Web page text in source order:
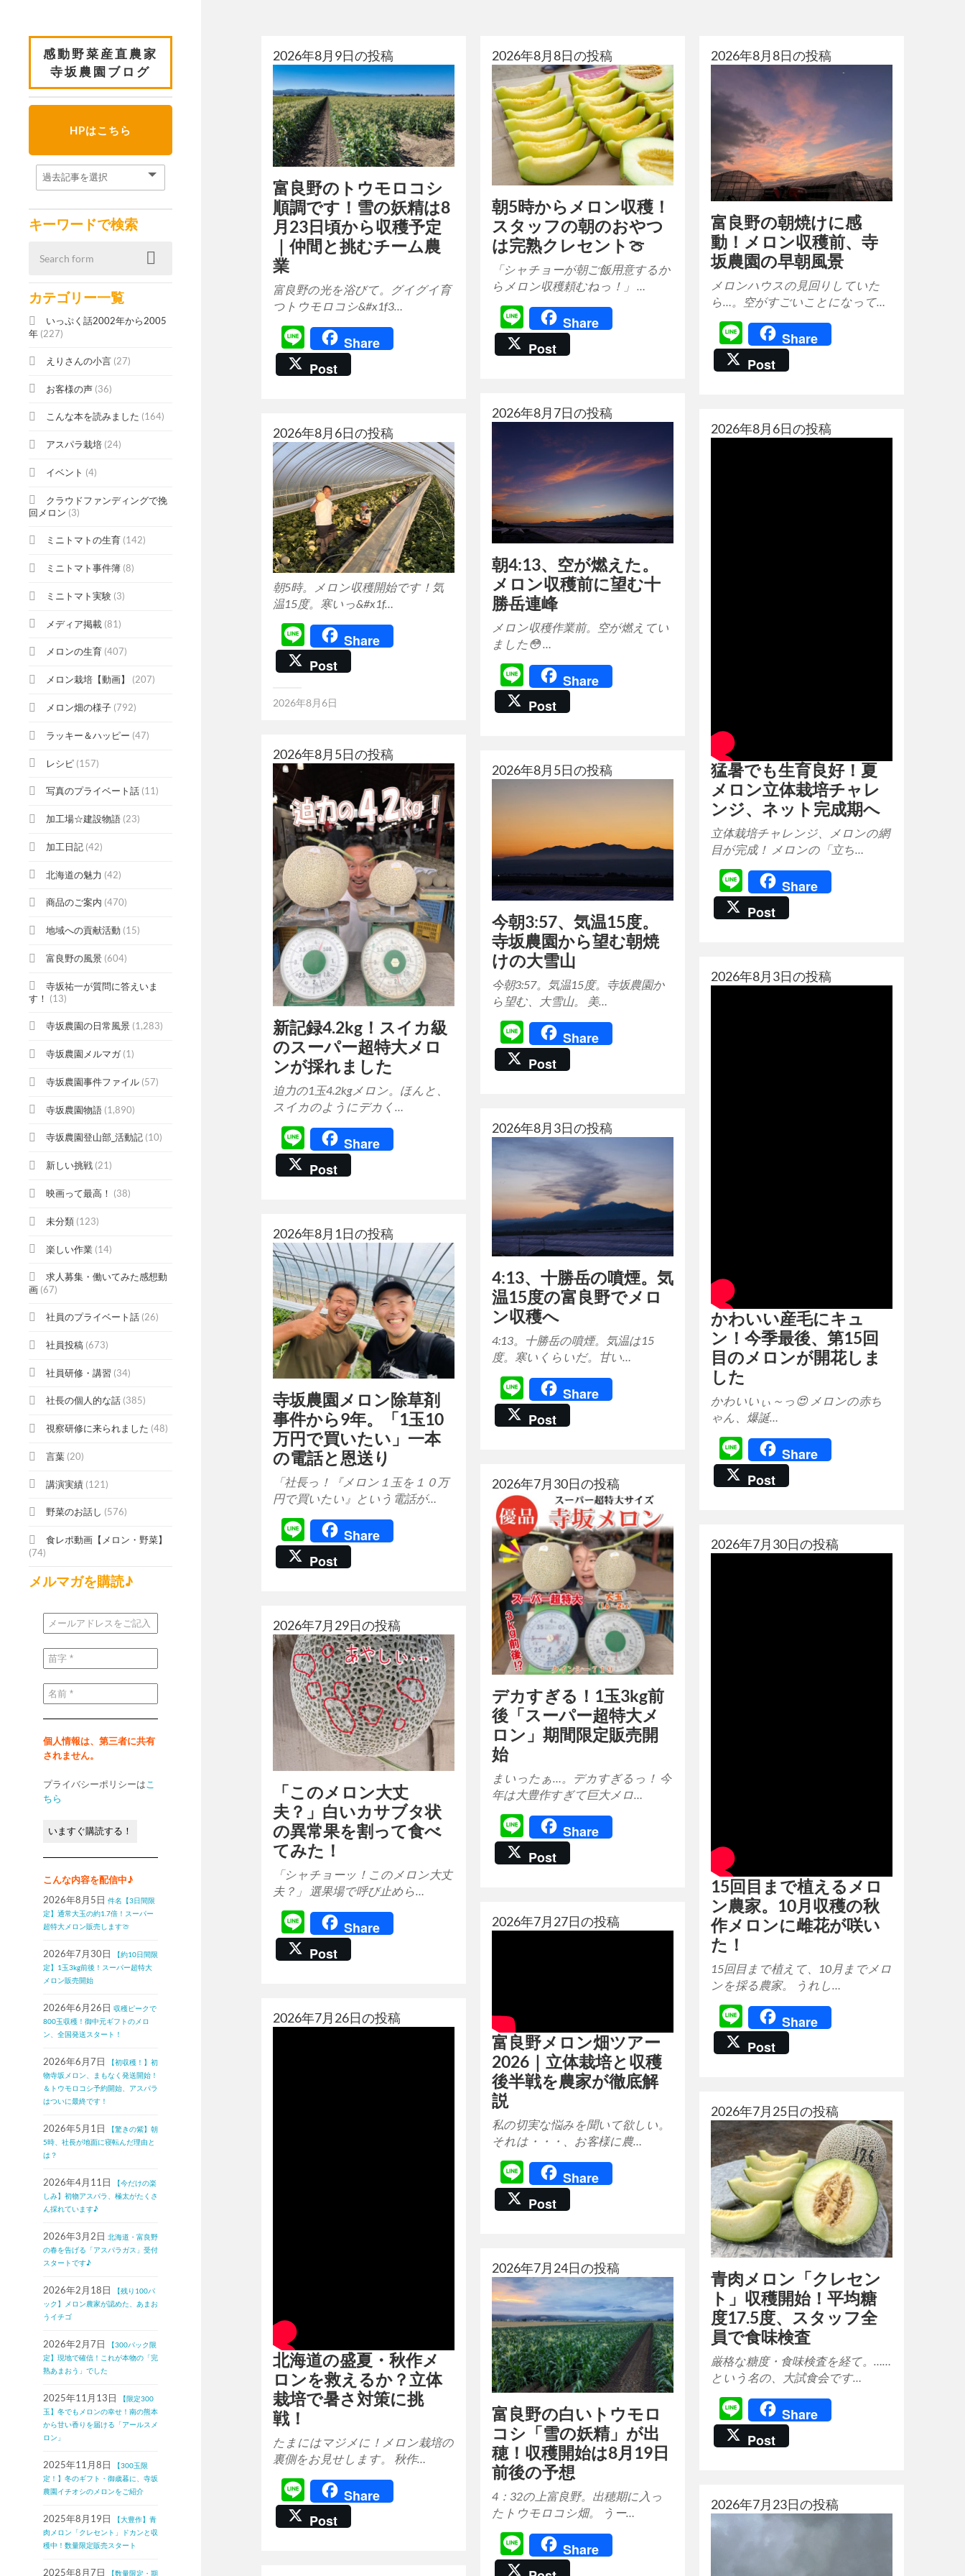
感動野菜産直農家
寺坂農園ブログ
HPはこちら
キーワードで検索
カテゴリー一覧
いっぷく話2002年から2005
年 (227)
えりさんの小言 (27)
お客様の声 (36)
こんな本を読みました (164)
アスパラ栽培 (24)
イベント (4)
クラウドファンディングで挽
回メロン (3)
ミニトマトの生育 (142)
ミニトマト事件簿 (8)
ミニトマト実験 (3)
メディア掲載 (81)
メロンの生育 (407)
メロン栽培【動画】 (207)
メロン畑の様子 (792)
ラッキー＆ハッピー (47)
レシピ (157)
写真のプライベート話 (11)
加工場☆建設物語 (23)
加工日記 (42)
北海道の魅力 (42)
商品のご案内 (470)
地域への貢献活動 (15)
富良野の風景 (604)
寺坂祐一が質問に答えいま
す！ (13)
寺坂農園の日常風景 (1,283)
寺坂農園メルマガ(1)
寺坂農園事件ファイル (57)
寺坂農園物語 (1,890)
寺坂農園登山部_活動記 (10)
新しい挑戦 (21)
映画って最高！ (38)
未分類 (123)
楽しい作業 (14)
求人募集・働いてみた感想動
画 (67)
社員のプライベート話 (26)
社員投稿 (673)
社員研修・講習 (34)
社長の個人的な話 (385)
視察研修に来られました (48)
言葉 (20)
講演実績 (121)
野菜のお話し (576)
食レポ動画【メロン・野菜】
(74)
メルマガを購読♪
メ
ー
ル
ド
レ
ス
ご
記
入
だ
い
*
苗
字
*
名
前
*
個人情報は、第三者に共有
されません。
プライバシーポリシーはこ
ちら
こんな内容を配信中♪
2026年8月5日 件名【3日間限
定】通常大玉の約1.7倍！スーパー
超特大メロン販売します🍈
2026年7月30日
【約10日間限
定】1玉3kg前後！スーパー超特大
メロン販売開始
2026年6月26日 収穫ピークで
800玉収穫！御中元ギフトのメロ
ン、全国発送スタート！
2026年6月7日
【初収穫！】初
物寺坂メロン、まもなく発送開始！
＆トウモロコシ予約開始、アスパラ
はついに最終です！
2026年5月1日
【驚きの紫】朝
5時、社長が地面に寝転んだ理由と
は？
2026年4月11日
【今だけの楽
しみ】初物アスパラ、極太がたくさ
ん採れています♪
2026年3月2日 北海道・富良野
の春を告げる「アスパラガス」受付
スタートです♪
2026年2月18日
【残り100パ
ック】メロン農家が認めた、あまお
うイチゴ
2026年2月7日
【300パック限
定】現地で確信！これが本物の「完
熟あまおう」でした
2025年11月13日
【限定300
玉】冬でもメロンの幸せ！南の熊本
から甘い香りを届ける「アールスメ
ロン」
2025年11月8日
【300玉限
定！】冬のギフト・御歳暮に、寺坂
農園イチオシのメロンをご紹介
2025年8月19日
【大豊作】青
肉メロン「クレセント」ドカンと収
穫中！数量限定販売スタート
2025年8月7日 【数量限定・期
2026年8月9日の投稿
富良野のトウモロコシ
順調です！雪の妖精は8
月23日頃から収穫予定
｜仲間と挑むチーム農
業
富良野の光を浴びて。グイグイ育
つトウモロコシ&#x1f3…
LineShare
Post
2026年8月8日の投稿
朝5時からメロン収穫！
スタッフの朝のおやつ
は完熟クレセント🍈
「シャチョーが朝ご飯用意するか
らメロン収穫頼むねっ！」 …
LineShare
Post
2026年8月8日の投稿
富良野の朝焼けに感
動！メロン収穫前、寺
坂農園の早朝風景
メロンハウスの見回りしていた
ら…。空がすごいことになって…
LineShare
Post
2026年8月7日の投稿
朝4:13、空が燃えた。
メロン収穫前に望む十
勝岳連峰
メロン収穫作業前。空が燃えてい
ました😳 …
LineShare
Post
2026年8月6日の投稿
猛暑でも生育良好！夏
メロン立体栽培チャレ
ンジ、ネット完成期へ
立体栽培チャレンジ、メロンの網
目が完成！ メロンの「立ち…
LineShare
Post
2026年8月6日の投稿
朝5時。メロン収穫開始です！気
温15度。寒いっ&#x1f…
LineShare
Post
2026年8月6日
2026年8月5日の投稿
新記録4.2kg！スイカ級
のスーパー超特大メロ
ンが採れました
迫力の1玉4.2kgメロン。ほんと、
スイカのようにデカく…
LineShare
Post
2026年8月5日の投稿
今朝3:57、気温15度。
寺坂農園から望む朝焼
けの大雪山
今朝3:57。気温15度。寺坂農園か
ら望む、大雪山。 美…
LineShare
Post
2026年8月3日の投稿
かわいい産毛にキュ
ン！今季最後、第15回
目のメロンが開花しま
した
かわいいぃ～っ😍 メロンの赤ち
ゃん、爆誕…
LineShare
Post
2026年8月3日の投稿
4:13、十勝岳の噴煙。気
温15度の富良野でメロ
ン収穫へ
4:13。十勝岳の噴煙。気温は15
度。寒いくらいだ。甘い…
LineShare
Post
2026年8月1日の投稿
寺坂農園メロン除草剤
事件から9年。「1玉10
万円で買いたい」一本
の電話と恩送り
「社長っ！『メロン１玉を１０万
円で買いたい』という電話が…
LineShare
Post
2026年7月30日の投稿
デカすぎる！1玉3kg前
後「スーパー超特大メ
ロン」期間限定販売開
始
まいったぁ…。デカすぎるっ！ 今
年は大豊作すぎて巨大メロ…
LineShare
Post
2026年7月30日の投稿
15回目まで植えるメロ
ン農家。10月収穫の秋
作メロンに雌花が咲い
た！
15回目まで植えて、10月までメロ
ンを採る農家。 うれし…
LineShare
Post
2026年7月29日の投稿
「このメロン大丈
夫？」白いカサブタ状
の異常果を割って食べ
てみた！
「シャチョーッ！このメロン大丈
夫？」 選果場で呼び止めら…
LineShare
Post
2026年7月27日の投稿
富良野メロン畑ツアー
2026｜立体栽培と収穫
後半戦を農家が徹底解
説
私の切実な悩みを聞いて欲しい。
それは・・・、お客様に農…
LineShare
Post
2026年7月26日の投稿
北海道の盛夏・秋作メ
ロンを救えるか？立体
栽培で暑さ対策に挑
戦！
たまにはマジメに！メロン栽培の
裏側をお見せします。 秋作…
LineShare
Post
2026年7月25日の投稿
青肉メロン「クレセン
ト」収穫開始！平均糖
度17.5度、スタッフ全
員で食味検査
厳格な糖度・食味検査を経て。……
という名の、大試食会です…
LineShare
Post
2026年7月24日の投稿
富良野の白いトウモロ
コシ「雪の妖精」が出
穂！収穫開始は8月19日
前後の予想
4：32の上富良野。出穂期に入っ
たトウモロコシ畑。 うー…
LineShare
2026年7月23日の投稿